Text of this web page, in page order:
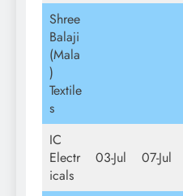
Shree
Balaji
(Mala
)
Textile
s
IC
Electr
icals
03-Jul 07-Jul